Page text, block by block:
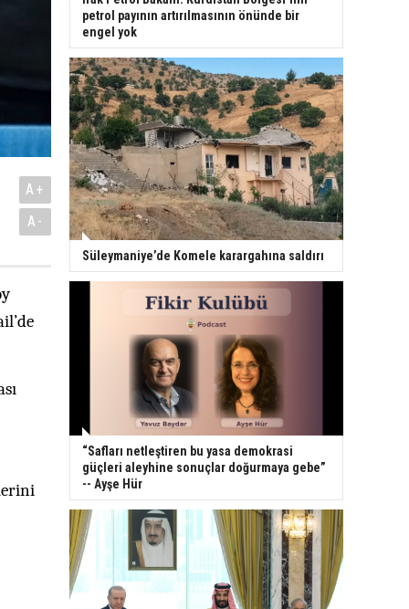
A+
A-
petrol payının artırılmasının önünde bir
engel yok
Süleymaniye’de Komele karargahına saldırı
“Safları netleştiren bu yasa demokrasi
güçleri aleyhine sonuçlar doğurmaya gebe”
-- Ayşe Hür